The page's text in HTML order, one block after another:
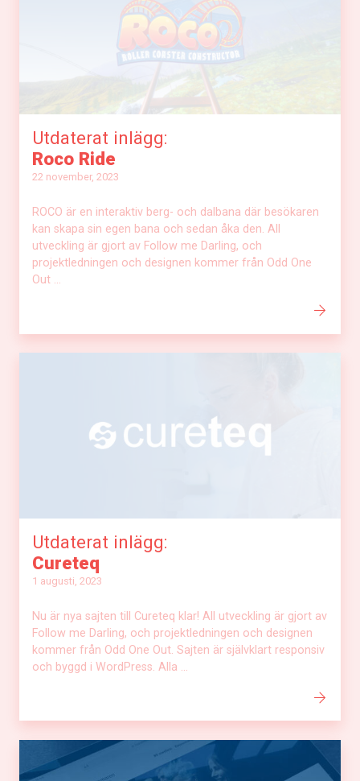
Utdaterat inlägg:
Roco Ride
22 november, 2023
ROCO är en interaktiv berg- och dalbana där besökaren
kan skapa sin egen bana och sedan åka den. All
utveckling är gjort av Follow me Darling, och
projektledningen och designen kommer från Odd One
Out ...
Utdaterat inlägg:
Cureteq
1 augusti, 2023
Nu är nya sajten till Cureteq klar! All utveckling är gjort av
Follow me Darling, och projektledningen och designen
kommer från Odd One Out. Sajten är självklart responsiv
och byggd i WordPress. Alla ...